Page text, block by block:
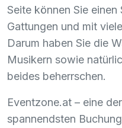
Seite können Sie einen
Gattungen und mit
Darum haben Sie die
Musikern sowie
beides beherrschen.
Eventzone.at – eine
spannendsten